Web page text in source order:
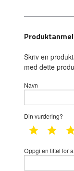
Skriv en
med dette
Navn
Din vurdering?
1 star 2
Oppgi en tittel for